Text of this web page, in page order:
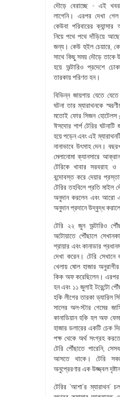
দৌড়ে বেরাচ্ছে - এই
লাগেনি। এরপর দেখা
কেউবা পরিবারের
নিয়ে পথে পথে দাঁড়িয়ে আছে
জন্য। কেউ হুইল চেয়ারে,
সাথে কিছু সময় দৌড়ে তাকে
হয়ে অন্টারিও প্রদেশে
তারকায় পরিণত হন।
বিভিন্ন জায়গায় যেতে
ঘটনা তার ম্যারাথনকে
মতোই ফোর সিজন হোটেলস
ঈসদোর শার্প টেরির
হয়ে পড়েন এবং এই
নানাভাবে উৎসাহ দেন।
মেলানোমা ক্যানসারে
টেরিকে খাবার সরবরাহ ও
বন্দোবস্ত করে দেয়ার
টেরির তহবিলে প্রতি
অনুদান করলেন এবং আরো
অনুদান প্রদানে উদ্বুদ্ধ
টেরি ২২ জুন অন্টারিও
অটোয়াতে পৌঁছালে
শ্রায়ার এবং কানাডার
দেখা করেন। টেরি সেখানে
খেলায় ষোল হাজার
কিক অফ করেছিলেন। এরপর
হন এবং ১১ জুলাই টরেন্টো
হকি লীগের তারকা ড্যারিল
সালের অল-স্টার গেমের
কানাডিয়ান হকি হল অফ
হাজার ডলারের একটি চেক
পক্ষ থেকে অর্থ সংগ্রহ
টেরি পৌঁছাতে পারেনি,
আসতে থাকে। টেরি
অনুপ্রেরণার এক উজ্জ্বল
টেরির ‘আশা’র ম্যারাথন’